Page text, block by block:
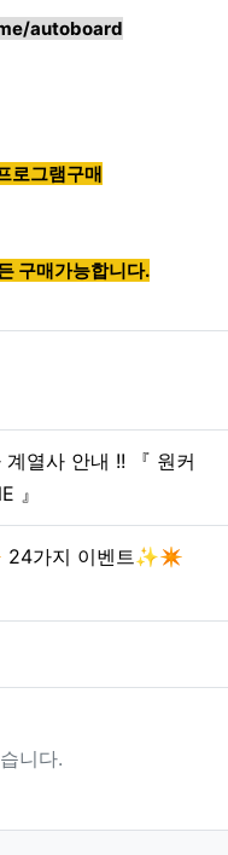
autoboard
로그램구매
구매가능합니다.
연결
열사 안내 !! 『 원커
』
24가지 이벤트✨✴️
니다.